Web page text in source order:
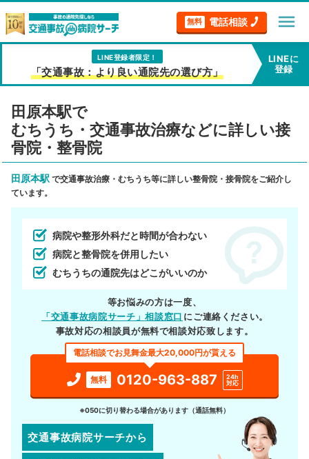
無料 電話相談 menu
LINE登録者限定！
「交通事故：より良い通院先の選び方」
LINEに
登録
田原本駅で
むちうち・交通事故治療などに詳しい接
骨院・整骨院
田原本駅 で交通事故治療・むちうち等に詳しい整骨院・接骨院をご紹介し
ています。
病院や整形外科だと時間が合わない
病院と整骨院を併用したい
むちうちの通院先はどこがいいのか
等お悩みの方は一度、
「交通事故病院サーチ」相談窓口 にご連絡ください。
事故対応の相談員が無料で相談対応致します。
電話相談でお見舞金最大20,000円が貰える
無料 0120-963-887
24h
対応
※050に切り替わる場合があります（通話無料）
交通事故病院サーチから